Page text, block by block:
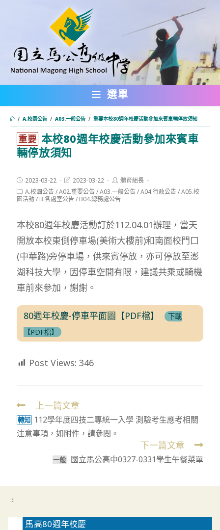
內
選單
/ A.校園公告 / A03.一般公告 / 重要本校80週年校慶活動參加來賓車輛停放須知
重要 本校80週年校慶活動參加來賓車
輛停放須知
Post
published:
2023-03-22
Post
last
modified:
2023-03-22
Post
author:
體育組長
Post
category:
A.校園公告/A02.重要公告/A03.一般公告/A04.行政公告/A05.校
園活動/ B.各處室公告/ B04.總務處公告
本校80週年校慶活動訂於112.04.01辦理，當天
開放本校東側停車場(美術大樓前)和南面校門口
(中華路)旁停車場，供來賓停放，亦可停放至澎
湖科技大學，因停車空間有限，建議共乘或騎機
車前來參加，謝謝。
80週年校慶-停車平面圖【PDF檔】
下載
【PDF檔】
Post Views: 346
Read
more
articles
上一篇文章
轉知 112學年度四技二專統一入學 測驗考生應考相關
注意事項，如附件，請參閱。
下一篇文章
⼀般 國立馬公高中0327-0331學生午餐菜單
:::
馬高80週年校慶